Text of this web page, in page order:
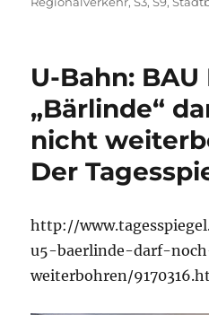
U-Bahn: BAU
„Bärlinde“
nicht
Der
http://
u5-baerlinde-darf-
weiterbohren/